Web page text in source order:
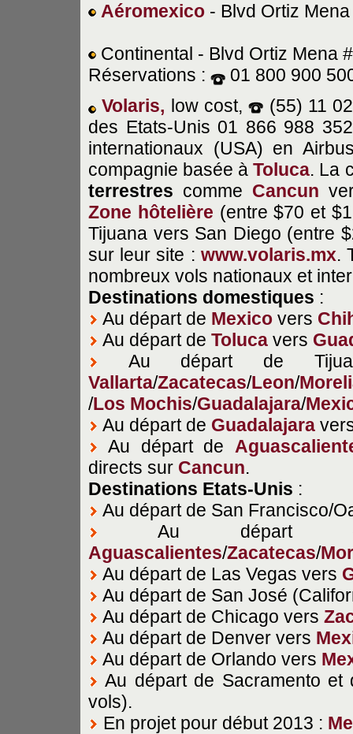
Aéromexico - Blvd Ortiz
Continental - Blvd Ortiz Mena
Réservations :
01 800 900
Volaris, low cost,
(55) 11
des Etats-Unis 01 866 988
internationaux (USA) en
compagnie basée àToluca. La
terrestres comme Cancun
Zone hôtelière (entre $70 et
Tijuana vers San Diego (entre
sur leur site : www.volaris.mx.
nombreux vols nationaux et
Destinations domestiques :
Au départ de Mexico vers
Au départ de Toluca vers
Au départ de
Vallarta/Zacatecas/Leon/
/Los Mochis/Guadalajara/
Au départ de Guadalajara
Au départ de
directs sur Cancun.
Destinations Etats-Unis :
Au départ de San Francisco/
Au départ
Aguascalientes/Zacatecas/
Au départ de Las Vegas vers
Au départ de San José
Au départ de Chicago vers
Au départ de Denver vers
Au départ de Orlando vers
Au départ de Sacramento
vols).
En projet pour début 2013 :